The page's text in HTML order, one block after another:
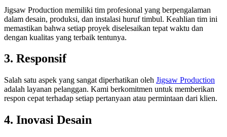
Jigsaw Production memiliki tim profesional yang berpengalaman
dalam desain, produksi, dan instalasi huruf timbul. Keahlian tim ini
memastikan bahwa setiap proyek diselesaikan tepat waktu dan
dengan kualitas yang terbaik tentunya.
3. Responsif
Salah satu aspek yang sangat diperhatikan oleh Jigsaw Production
adalah layanan pelanggan. Kami berkomitmen untuk memberikan
respon cepat terhadap setiap pertanyaan atau permintaan dari klien.
4. Inovasi Desain